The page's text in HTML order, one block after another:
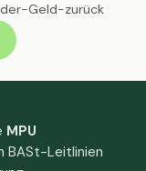
Geld-zurück
MPU
BASt-Leitlinien